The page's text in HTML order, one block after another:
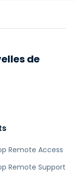
Remote Access
Remote Support
de